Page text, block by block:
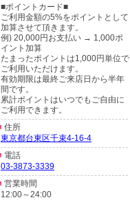
■ポイントカード■
ご利用金額の5%をポイントとして
加算させて頂きます。
例) 20,000円お支払い → 1,000ポ
イント加算
たまったポイントは1,000円単位で
ご利用いただけます。
有効期限は最終ご来店日から半年
間です。
累計ポイントはいつでもご自由に
ご利用できます。
住所
東京都台東区千束4-16-4
電話
03-3873-3339
営業時間
12:00～24:00